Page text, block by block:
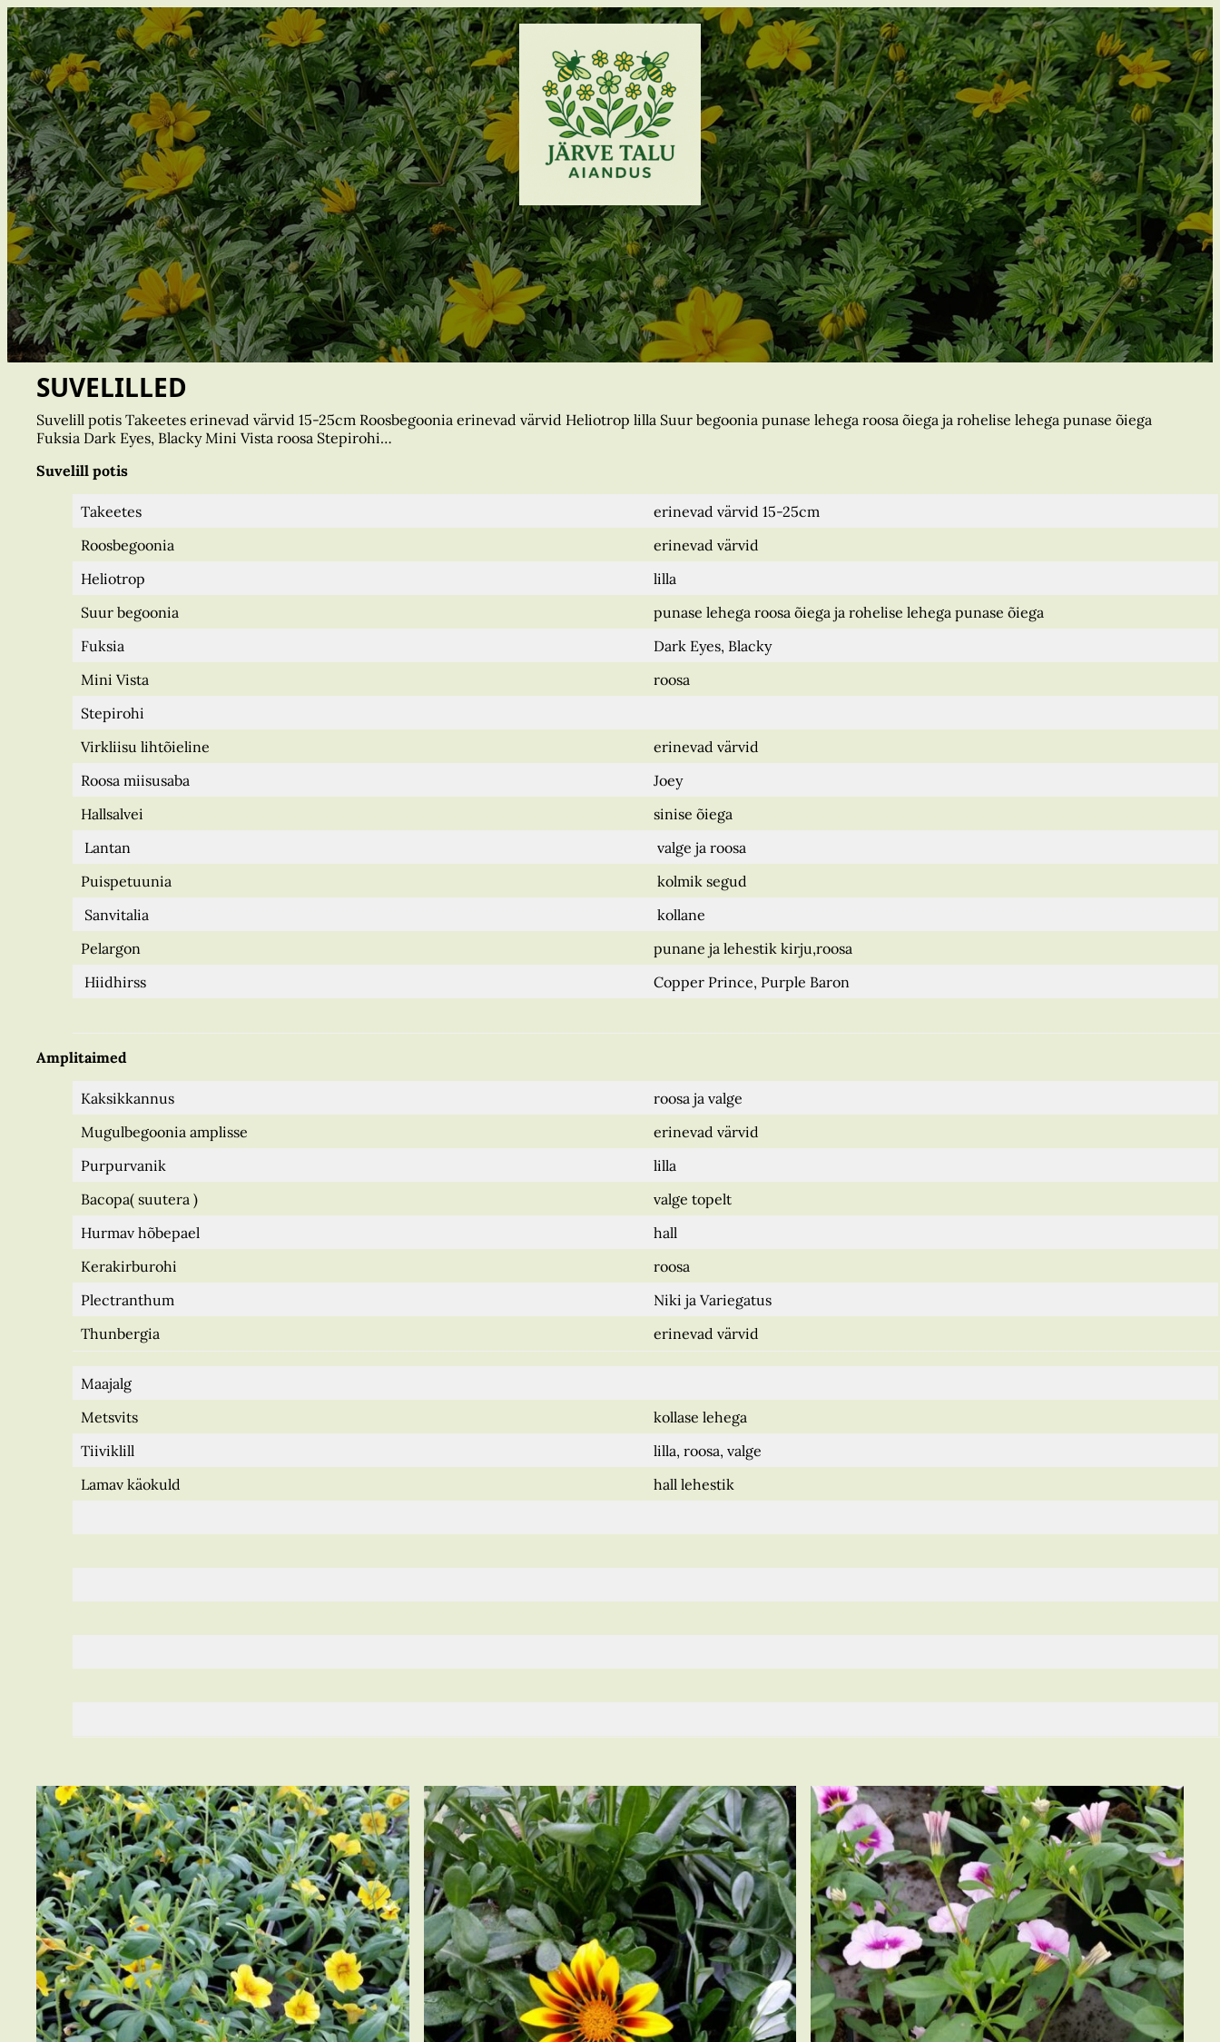
Liigu
sisu
juurde
SUVELILLED
Suvelill potis Takeetes erinevad värvid 15-25cm Roosbegoonia erinevad värvid Heliotrop lilla Suur begoonia punase lehega roosa õiega ja rohelise lehega punase õiega
Fuksia Dark Eyes, Blacky Mini Vista roosa Stepirohi…
Suvelill potis
Takeetes
erinevad värvid 15-25cm
Roosbegoonia
erinevad värvid
Heliotrop
lilla
Suur begoonia
punase lehega roosa õiega ja rohelise lehega punase õiega
Fuksia
Dark Eyes, Blacky
Mini Vista
roosa
Stepirohi
Virkliisu lihtõieline
erinevad värvid
Roosa miisusaba
Joey
Hallsalvei
sinise õiega
Lantan
valge ja roosa
Puispetuunia
kolmik segud
Sanvitalia
kollane
Pelargon
punane ja lehestik kirju,roosa
Hiidhirss
Copper Prince, Purple Baron
Amplitaimed
Kaksikkannus
roosa ja valge
Mugulbegoonia amplisse
erinevad värvid
Purpurvanik
lilla
Bacopa( suutera )
valge topelt
Hurmav hõbepael
hall
Kerakirburohi
roosa
Plectranthum
Niki ja Variegatus
Thunbergia
erinevad värvid
Maajalg
Metsvits
kollase lehega
Tiiviklill
lilla, roosa, valge
Lamav käokuld
hall lehestik